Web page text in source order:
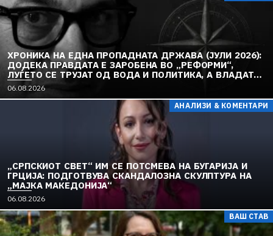
ХРОНИКА НА ЕДНА ПРОПАДНАТА ДРЖАВА (ЈУЛИ 2026):
ДОДЕКА ПРАВДАТА Е ЗАРОБЕНА ВО „РЕФОРМИ“,
ЛУЃЕТО СЕ ТРУЈАТ ОД ВОДА И ПОЛИТИКА, А ВЛАДАТА
И ОПОЗИЦИЈАТА СЕ „РЕКОНСТРУИРААТ“ – ЗЕМЈАТА
ТОНЕ ВО „ДОСТОИНСТВО“ И МОЛЧИ ПРЕД УКРАИНА
06.08.2026
АНАЛИЗИ & КОМЕНТАРИ
„СРПСКИОТ СВЕТ“ ИМ СЕ ПОТСМЕВА НА БУГАРИЈА И
ГРЦИЈА: ПОДГОТВУВА СКАНДАЛОЗНА СКУЛПТУРА НА
„МАЈКА МАКЕДОНИЈА“
06.08.2026
ВАШ СТАВ